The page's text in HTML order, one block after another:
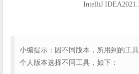
IntelliJ
小编提示：因不同版本，所用到的工
个人版本选择不同工具，如下：